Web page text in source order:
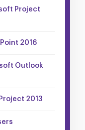
Project
2016
Outlook
2013